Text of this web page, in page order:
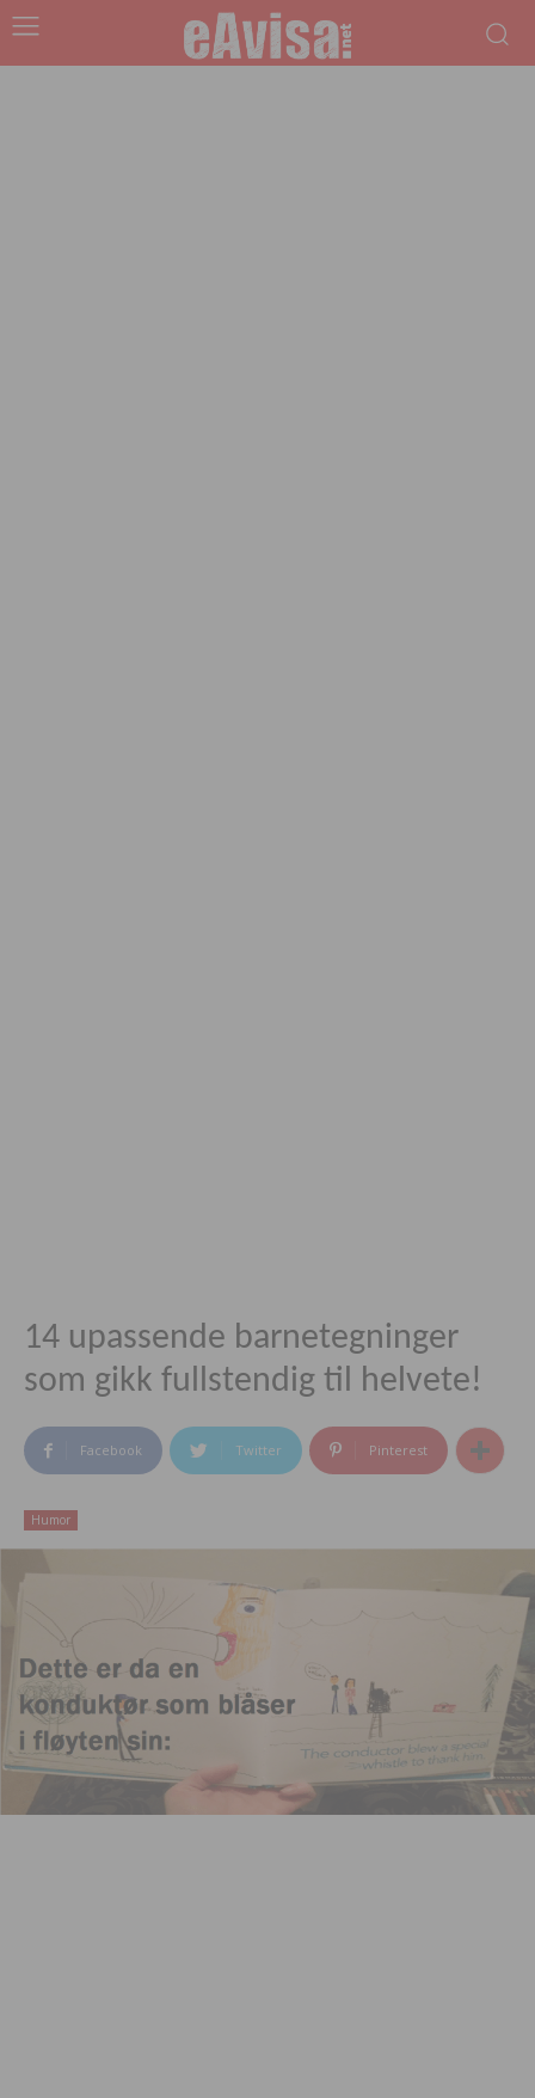
14 upassende barnetegninger
som gikk fullstendig til helvete!
Facebook Twitter Pinterest
Humor